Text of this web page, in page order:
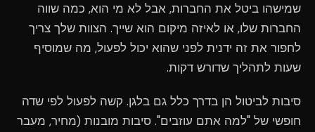
שמישהו ביטל את החברות, אבל לא מי הוא, כמה שווה
החברות שלו, או לאיזה מיקום הוא שייך. הצוות שלך צריך
לחפור את זה ידנית לפני שהוא יכול לפעול, מה שמוסיף
שעות לתהליך שדורש דקות.
סיבות לביטול הן בדרך כלל גם בלגן. קשה לפעול לפי שדה
חופשי של "למה אתם עוזבים". סיבות מובנות (מחיר, מעבר